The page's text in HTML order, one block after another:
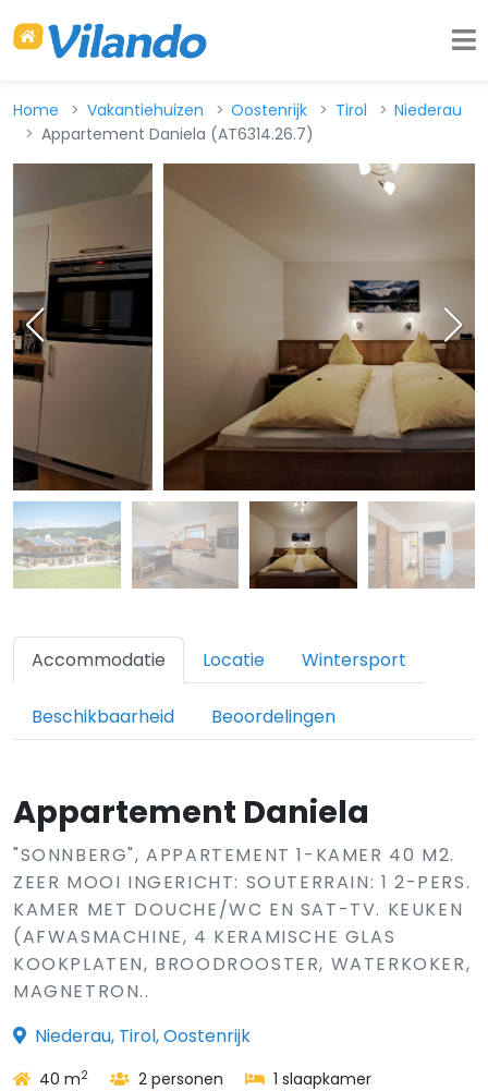
Home Vakantiehuizen Oostenrijk Tirol
Niederau
Appartement Daniela (AT6314.26.7)
Accommodatie Locatie Wintersport
Beschikbaarheid Beoordelingen
Appartement Daniela
"SONNBERG", APPARTEMENT 1-KAMER 40 M2.
ZEER MOOI INGERICHT: SOUTERRAIN: 1 2-PERS.
KAMER MET DOUCHE/WC EN SAT-TV. KEUKEN
(AFWASMACHINE, 4 KERAMISCHE GLAS
KOOKPLATEN, BROODROOSTER, WATERKOKER,
MAGNETRON..
Niederau, Tirol, Oostenrijk
40 m2 2 personen
1 slaapkamer